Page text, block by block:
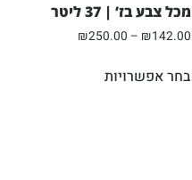
מכל צבע בז’ | 37 ליטר
₪142.00
–
₪250.00
בחר אפשרויות